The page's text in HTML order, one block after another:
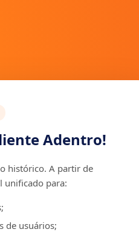
Adentro!
histórico. A partir de
unificado para:
de usuários;